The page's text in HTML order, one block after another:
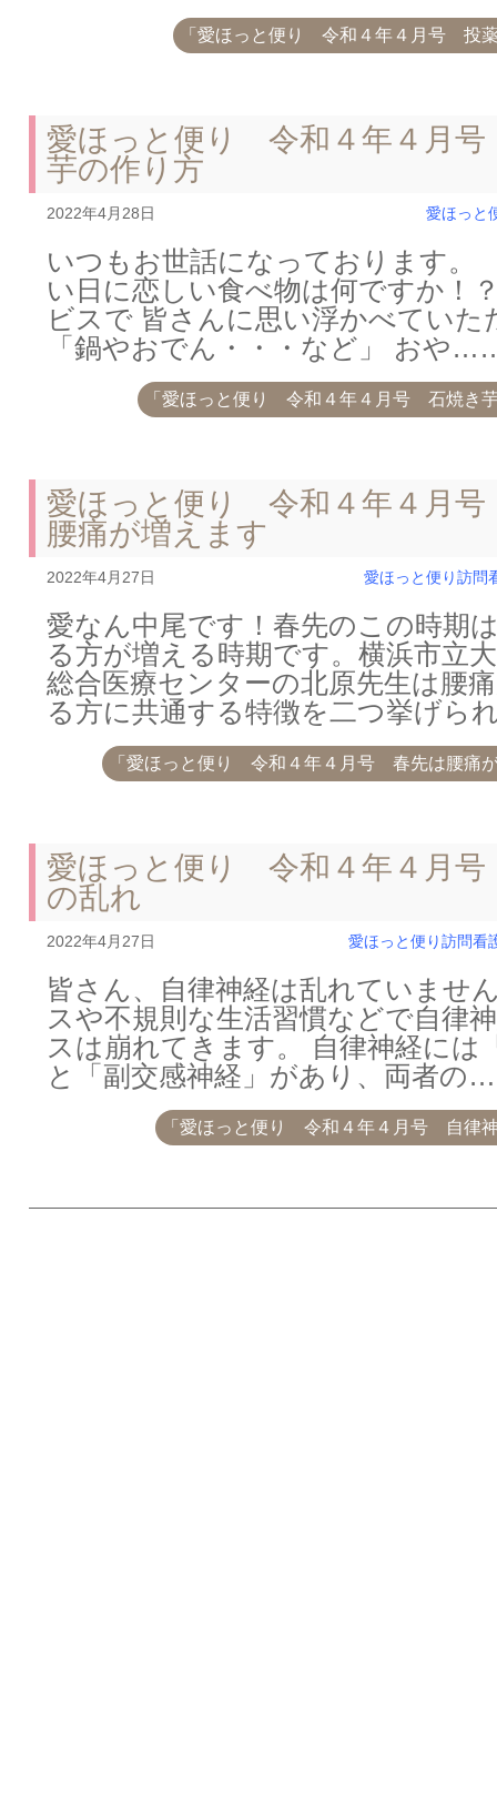
「愛ほっと便り 令和４年４月号 投
愛ほっと便り 令和４年４月
芋の作り方
2022年4月28日 愛ほっと
いつもお世話になっております。
い日に恋しい食べ物は何ですか！
ビスで 皆さんに思い浮かべていた
「鍋やおでん・・・など」 おや
「愛ほっと便り 令和４年４月号 石焼き
愛ほっと便り 令和４年４月
腰痛が増えます
2022年4月27日 愛ほっと便り 訪問
愛なん中尾です！春先のこの時期
る方が増える時期です。横浜市立
総合医療センターの北原先生は腰
る方に共通する特徴を二つ挙げ
「愛ほっと便り 令和４年４月号 春先は腰痛
愛ほっと便り 令和４年４月
の乱れ
2022年4月27日 愛ほっと便り 訪問看
皆さん、自律神経は乱れていませ
スや不規則な生活習慣などで自律
スは崩れてきます。 自律神経には
と「副交感神経」があり、両者の
「愛ほっと便り 令和４年４月号 自律